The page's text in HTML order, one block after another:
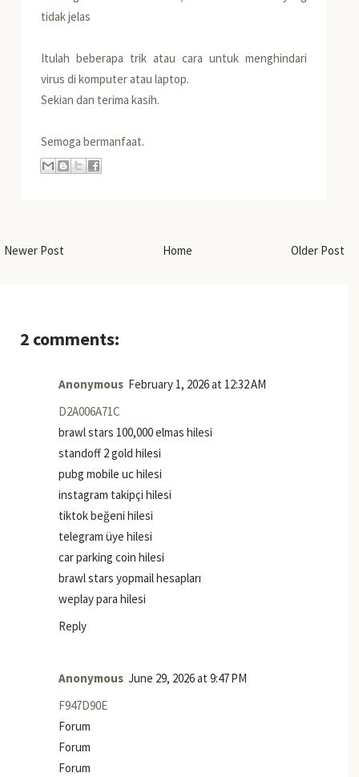
tidak jelas
Itulah beberapa trik atau cara untuk menghindari
virus di komputer atau laptop.
Sekian dan terima kasih.
Semoga bermanfaat.
Newer Post Older Post
Home
2 comments:
Anonymous February 1, 2026 at 12:32 AM
D2A006A71C
brawl stars 100,000 elmas hilesi
standoff 2 gold hilesi
pubg mobile uc hilesi
instagram takipçi hilesi
tiktok beğeni hilesi
telegram üye hilesi
car parking coin hilesi
brawl stars yopmail hesapları
weplay para hilesi
Reply
Anonymous June 29, 2026 at 9:47 PM
F947D90E
Forum
Forum
Forum